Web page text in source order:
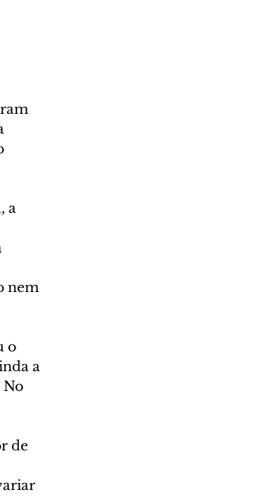
a
nem
o
a
No
de